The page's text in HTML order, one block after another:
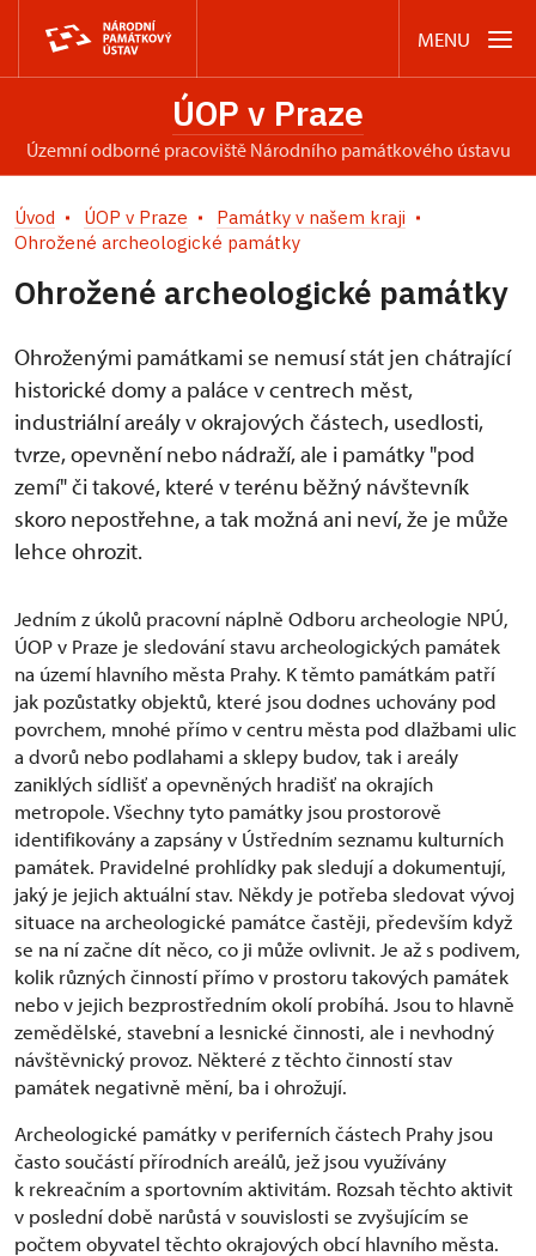
MENU
ÚOP v Praze
územní odborné pracoviště Národního památkového ústavu
Úvod ÚOP v Praze
Památky v našem kraji
Ohrožené archeologické památky
Ohrožené archeologické památky
Ohroženými památkami se nemusí stát jen chátrající
historické domy a paláce v centrech měst,
industriální areály v okrajových částech, usedlosti,
tvrze, opevnění nebo nádraží, ale i památky "pod
zemí" či takové, které v terénu běžný návštevník
skoro nepostřehne, a tak možná ani neví, že je může
lehce ohrozit.
Jedním z úkolů pracovní náplně Odboru archeologie NPÚ,
ÚOP v Praze je sledování stavu archeologických památek
na území hlavního města Prahy. K těmto památkám patří
jak pozůstatky objektů, které jsou dodnes uchovány pod
povrchem, mnohé přímo v centru města pod dlažbami ulic
a dvorů nebo podlahami a sklepy budov, tak i areály
zaniklých sídlišť a opevněných hradišť na okrajích
metropole. Všechny tyto památky jsou prostorově
identifikovány a zapsány v Ústředním seznamu kulturních
památek. Pravidelné prohlídky pak sledují a dokumentují,
jaký je jejich aktuální stav. Někdy je potřeba sledovat vývoj
situace na archeologické památce častěji, především když
se na ní začne dít něco, co ji může ovlivnit. Je až s podivem,
kolik různých činností přímo v prostoru takových památek
nebo v jejich bezprostředním okolí probíhá. Jsou to hlavně
zemědělské, stavební a lesnické činnosti, ale i nevhodný
návštěvnický provoz. Některé z těchto činností stav
památek negativně mění, ba i ohrožují.
Archeologické památky v periferních částech Prahy jsou
často součástí přírodních areálů, jež jsou využívány
k rekreačním a sportovním aktivitám. Rozsah těchto aktivit
v poslední době narůstá v souvislosti se zvyšujícím se
počtem obyvatel těchto okrajových obcí hlavního města.